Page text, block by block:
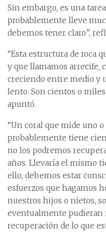
Sin embargo, es una
probablemente lleve
debemos tener claro”,
“Esta estructura de roca
y que llamamos arrecife,
creciendo entre medio y
lento. Son cientos o
apuntó.
“Un coral que mide uno
probablemente tiene
no los podremos
años. Llevaría el mismo
ello, debemos estar
esfuerzos que hagamos
nuestros hijos o nietos,
eventualmente pudieran
recuperación de lo que